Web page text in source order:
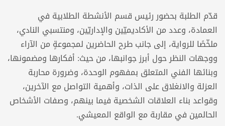
قدّم الطلبة بحضور رئيس قسم الأنشطة الطلابية في
العمادة، وعدد من الأكاديميّين والإداريّين، ومنتسبي النادي،
ملخّصًا للرواية، إلى جانب طرح الحاضرين لمجموعةٍ من الآراء
ووجهات النظر حول أبرز جوانبها، من حيث: أفكارها ومضمونها،
وبنائها الفني المتعلق بمفهوم الوحدة، وضرورة محاربة
العزلة والانغلاق على الذات، وأهمية التواصل مع الآخرين،
وقواعد بناء العلاقات الشخصية فيما بينهم، وصفات الأشخاص
الحالمين في مقاربة مع الواقع المعيشي.